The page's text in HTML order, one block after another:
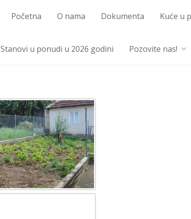
Početna O nama Dokumenta Kuće u
Stanovi u ponudi u 2026 godini Pozovite nas!